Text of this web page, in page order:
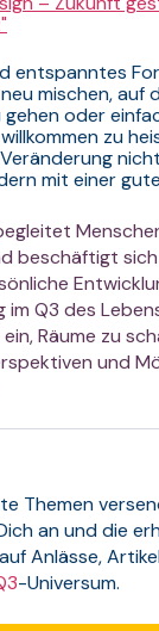
entspanntes
mischen, auf
oder
willkommen zu
mit einer
beschäftigt
Q3 des
Räume zu
und
Themen
an und die
Anlässe,
-Universum.